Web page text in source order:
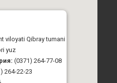
viloyati Qibray tumani
yuz
(0371) 264-77-08
264-22-23